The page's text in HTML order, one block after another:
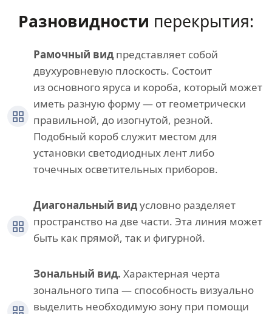
Разновидности перекрытия:
Рамочный вид представляет собой
двухуровневую плоскость. Состоит
из основного яруса и короба, который может
иметь разную форму — от геометрически
правильной, до изогнутой, резной.
Подобный короб служит местом для
установки светодиодных лент либо
точечных осветительных приборов.
Диагональный видусловно разделяет
пространство на две части. Эта линия может
быть как прямой, так и фигурной.
Зональный вид. Характерная черта
зонального типа — способность визуально
выделить необходимую зону при помощи